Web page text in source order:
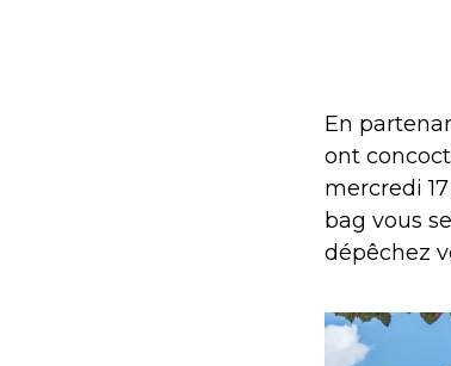
En
ont
mercredi
bag vous
dépêchez